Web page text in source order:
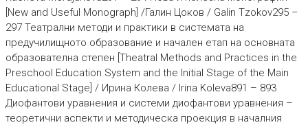
[New and Useful Monograph] /Галин Цоков / Galin Tzokov295 –
297 Театрални методи и практики в системата на
предучилищното обра­зование и начален етап на основната
образователна степен [Theatral Methods and Practices in the
Preschool Education System and the Initial Stage of the Main
Educational Stage] / Ирина Колева / Irina Koleva891 – 893
Диофантови уравнения и системи диофантови уравнения –
теоретични аспекти и методическа проекция в началния